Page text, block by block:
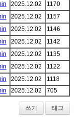
2025.12.02
1170
2025.12.02
1157
2025.12.02
1146
2025.12.02
1142
2025.12.02
1135
2025.12.02
1122
2025.12.02
1118
2025.12.02 705
쓰기 태그